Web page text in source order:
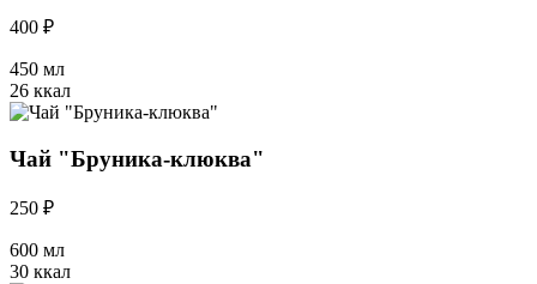
400 ₽
450 мл
26 ккал
Чай "Бруника-клюква"
250 ₽
600 мл
30 ккал